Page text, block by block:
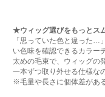
★ウィッグ選びをもっとス
「思っていた色と違った…
い色味を確認できるカラー
太めの毛束で、ウィッグの
一本ずつ取り外せる仕様な
※毛量や長さに個体差があ